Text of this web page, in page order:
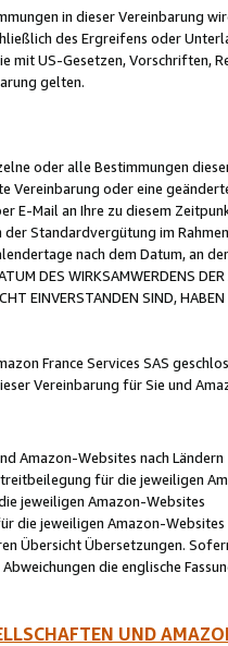
in dieser Vereinbarung
des Ergreifens oder
mit US-Gesetzen, Vorschriften,
gelten.
oder alle Bestimmungen
Vereinbarung oder eine
E-Mail an Ihre zu diesem
der Standardvergütung im
nach dem Datum, an
DES WIRKSAMWERDENS
EINVERSTANDEN SIND,
France Services SAS
Vereinbarung für Sie und
Amazon-Websites nach Ländern
für die jeweiligen
jeweiligen Amazon-Websites
die jeweiligen Amazon-Websites
Übersicht Übersetzungen.
die englische
UND